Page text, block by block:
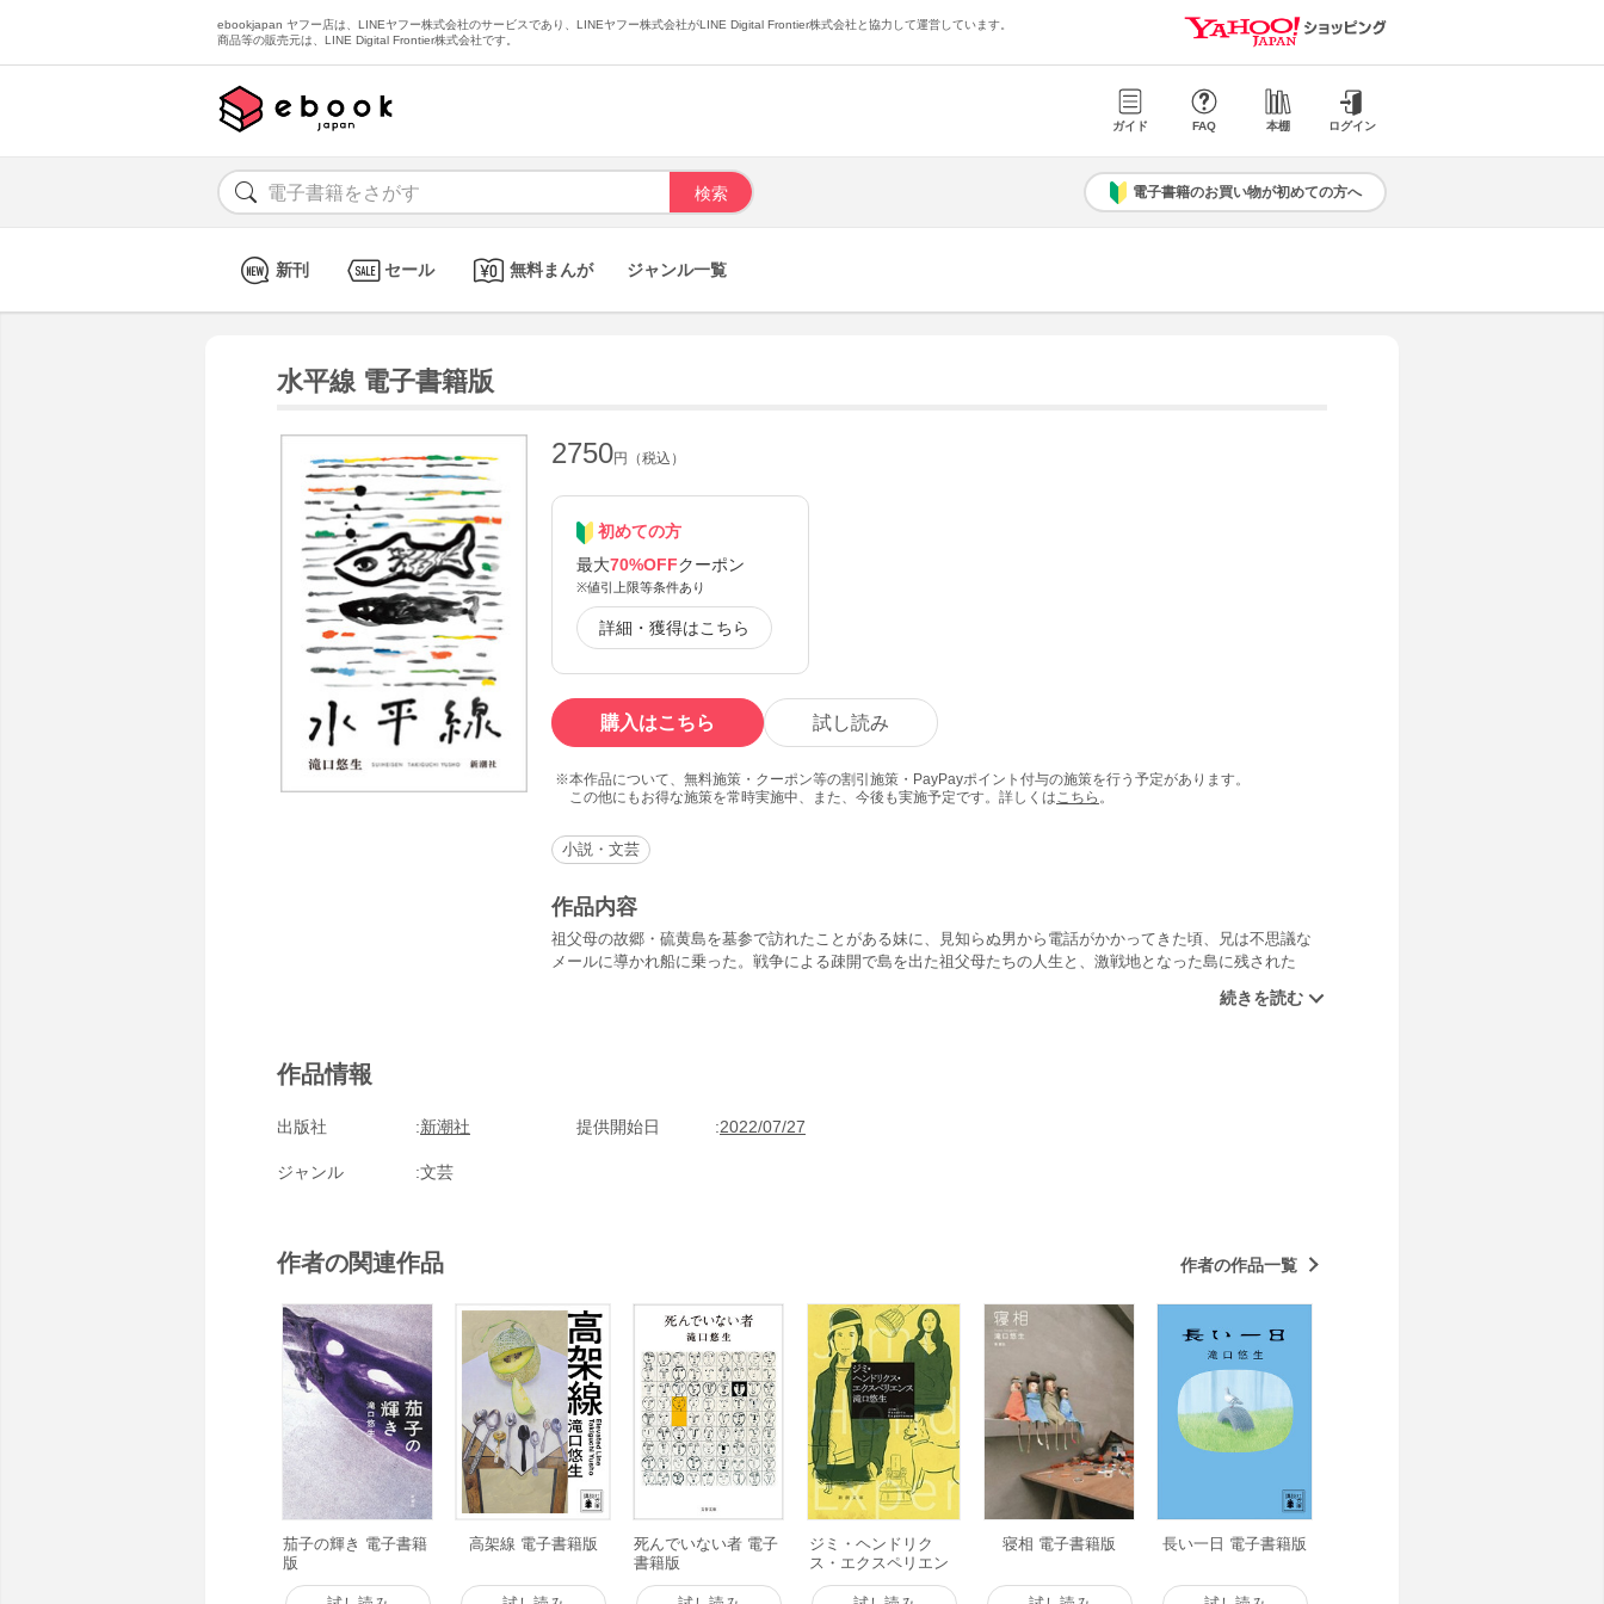
ebookjapan ヤフー店は、LINEヤフー株式会社のサービスであり、LINEヤフー株式会社がLINE Digital Frontier株式会社と協力して運営しています。
商品等の販売元は、LINE Digital Frontier株式会社です。
ガイド FAQ 本棚 ログイン
電子書籍のお買い物が初めての方へ
新刊 セール 無料まんが ジャンル一覧
水平線 電子書籍版
2750円（税込）
初めての方
最大70%OFFクーポン
※値引上限等条件あり
詳細・獲得はこちら
購入はこちら 試し読み
本作品について、無料施策・クーポン等の割引施策・PayPayポイント付与の施策を行う予定があります。
この他にもお得な施策を常時実施中、また、今後も実施予定です。詳しくは こちら 。
小説・文芸
作品内容
祖父母の故郷・硫黄島を墓参で訪れたことがある妹に、見知らぬ男から電話がかかってきた頃、兄は不思議な
メールに導かれ船に乗った。戦争による疎開で島を出た祖父母たちの人生と、激戦地となった島に残された
作品情報
出版社 新潮社 提供開始日 2022/07/27
ジャンル 文芸
作者の関連作品 作者の作品一覧
茄子の輝き 電子書籍
版
高架線 電子書籍版
死んでいない者 電子
書籍版
ジミ・ヘンドリク
ス・エクスペリエン
ス(新潮文庫) 電子書
寝相 電子書籍版 長い一日 電子書籍版